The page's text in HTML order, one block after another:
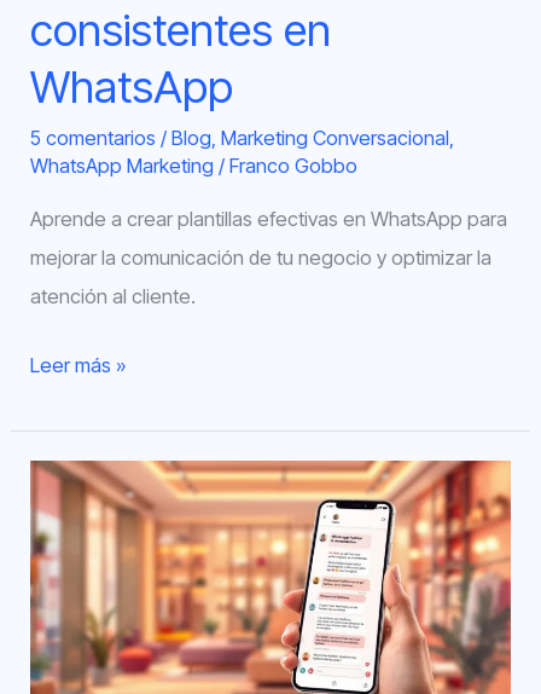
consistentes en
WhatsApp
5 comentarios /Blog ,Marketing Conversacional
WhatsApp Marketing /Franco Gobbo
Aprende a crear plantillas efectivas en WhatsApp para
mejorar la comunicación de tu negocio y optimizar la
atención al cliente.
Leer más »
Cómo
Marcas
de
Moda
Usan
WhatsApp